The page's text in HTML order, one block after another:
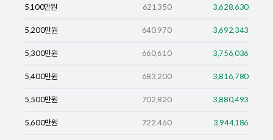
5,100만원 621,350 3,628,630
5,200만원 640,970 3,692,343
5,300만원 660,610 3,756,036
5,400만원 683,200 3,816,780
5,500만원 702,820 3,880,493
5,600만원 722,460 3,944,186